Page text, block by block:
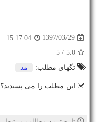
1397/03/29
15:17:04
5.0
/ 5
تگهای مطلب:
مد
این مطلب را می پسندید؟